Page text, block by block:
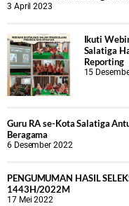
3 April 2023
Ikuti
Salatiga
Reporting
15
Guru RA se-Kota Salatiga
Beragama
6 Desember 2022
PENGUMUMAN HASIL
1443H/2022M
17 Mei 2022